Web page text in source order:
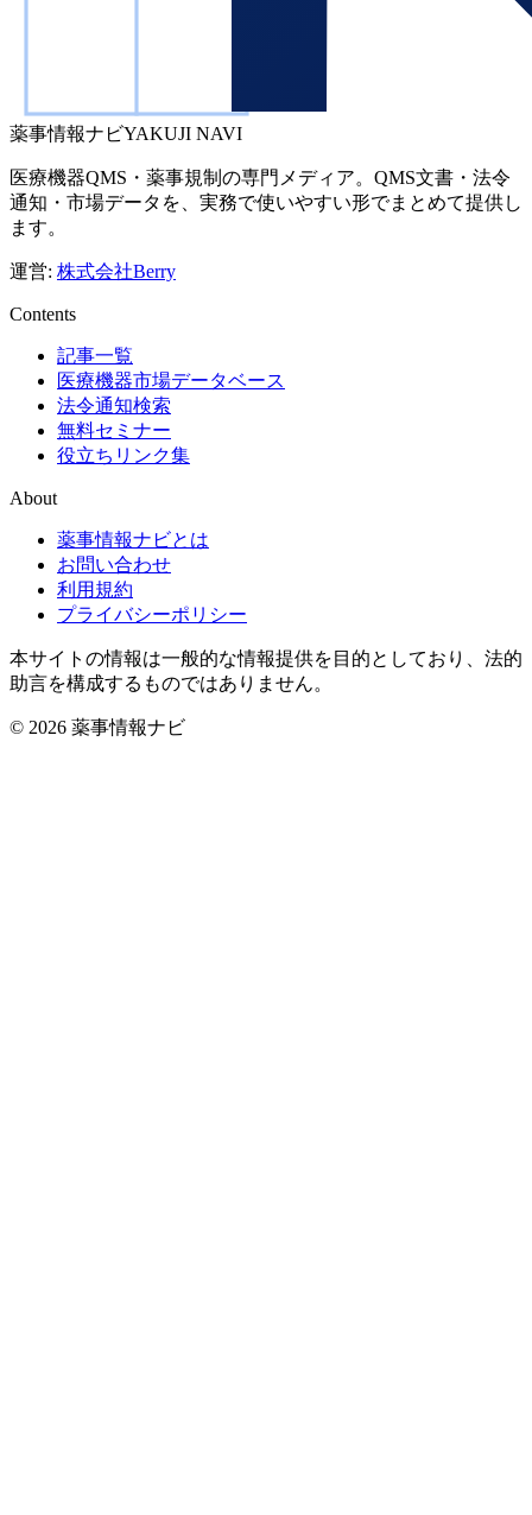
薬事情報ナビYAKUJI NAVI
医療機器QMS・薬事規制の専門メディア。QMS文書・法令
通知・市場データを、実務で使いやすい形でまとめて提供し
ます。
運営: 株式会社Berry
Contents
記事一覧
医療機器市場データベース
法令通知検索
無料セミナー
役立ちリンク集
About
薬事情報ナビとは
お問い合わせ
利用規約
プライバシーポリシー
本サイトの情報は一般的な情報提供を目的としており、法的
助言を構成するものではありません。
© 2026 薬事情報ナビ